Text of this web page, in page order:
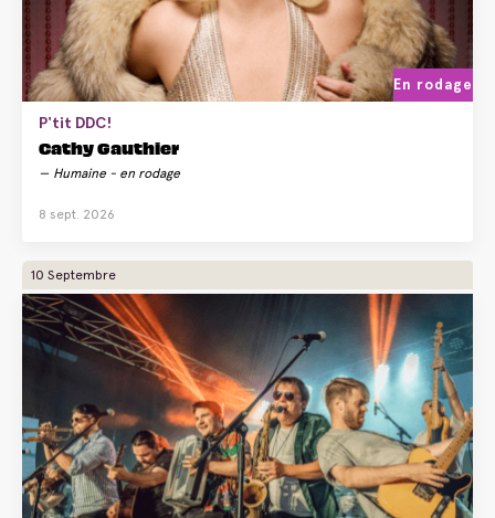
En rodage
P'tit DDC!
Cathy Gauthier
Humaine - en rodage
8 sept. 2026
10 Septembre